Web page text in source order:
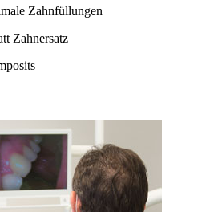
Zahnfüllungen
Zahnersatz